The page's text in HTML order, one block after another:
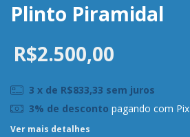
Plinto Piramidal
R$2.500,00
3 x de R$833,33 sem juros
3% de desconto pagando com Pix
Ver mais detalhes